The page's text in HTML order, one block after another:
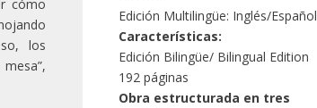
cómo
los
Edición Multilingüe: Inglés/Español
Características:
Edición Bilingüe/ Bilingual Edition
192 páginas
Obra estructurada en tres